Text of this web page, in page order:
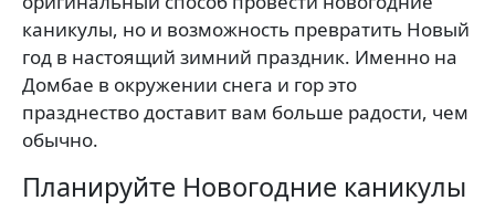
каникулы, но и возможность превратить Новый
год в настоящий зимний праздник. Именно на
Домбае в окружении снега и гор это
празднество доставит вам больше радости, чем
обычно.
Планируйте Новогодние каникулы